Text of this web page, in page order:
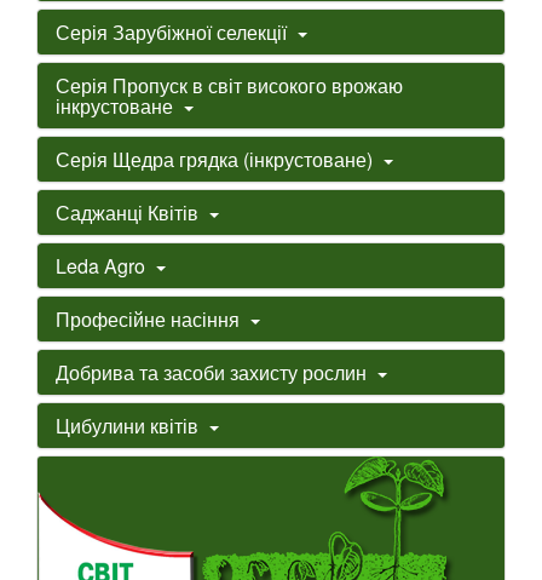
Серія Зарубіжної селекції
Серія Пропуск в світ високого врожаю
інкрустоване
Серія Щедра грядка (інкрустоване)
Саджанці Квітів
Leda Agro
Професійне насіння
Добрива та засоби захисту рослин
Цибулини квітів